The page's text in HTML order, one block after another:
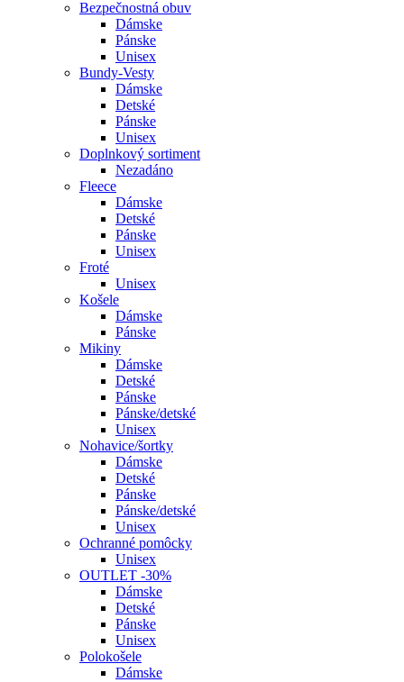
Bezpečnostná obuv
Dámske
Pánske
Unisex
Bundy-Vesty
Dámske
Detské
Pánske
Unisex
Doplnkový sortiment
Nezadáno
Fleece
Dámske
Detské
Pánske
Unisex
Froté
Unisex
Košele
Dámske
Pánske
Mikiny
Dámske
Detské
Pánske
Pánske/detské
Unisex
Nohavice/šortky
Dámske
Detské
Pánske
Pánske/detské
Unisex
Ochranné pomôcky
Unisex
OUTLET -30%
Dámske
Detské
Pánske
Unisex
Polokošele
Dámske